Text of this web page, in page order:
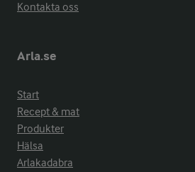
Kontakta oss
Arla.se
Start
Recept & mat
Produkter
Hälsa
Arlakadabra